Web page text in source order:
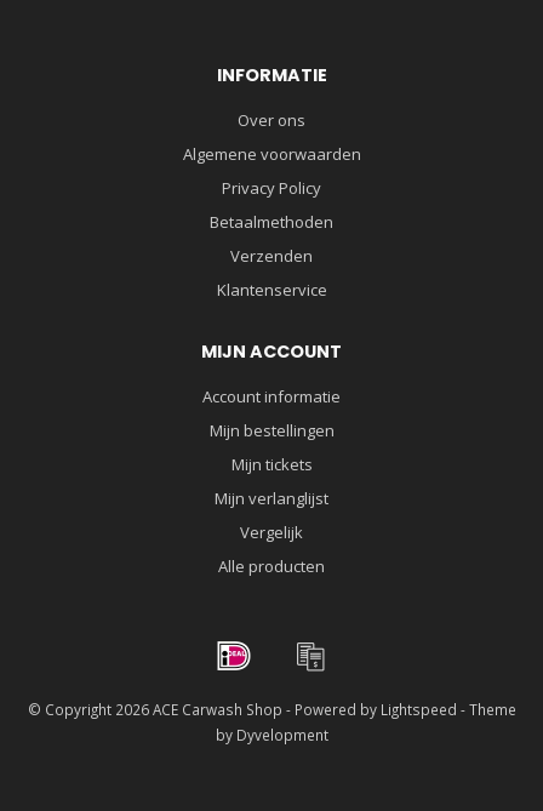
INFORMATIE
Over ons
Algemene voorwaarden
Privacy Policy
Betaalmethoden
Verzenden
Klantenservice
MIJN ACCOUNT
Account informatie
Mijn bestellingen
Mijn tickets
Mijn verlanglijst
Vergelijk
Alle producten
© Copyright 2026 ACE Carwash Shop - Powered by Lightspeed - Theme
by Dyvelopment